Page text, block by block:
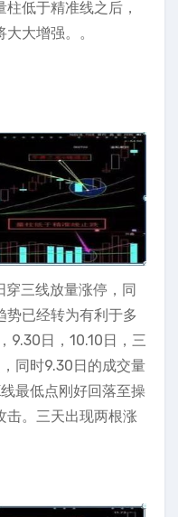
低于精准线之后，
大增强。。
三线放量涨停，同
势已经转为有利于多
9.30日，10.10日，三
同时9.30日的成交量
最低点刚好回落至操
击。三天出现两根涨